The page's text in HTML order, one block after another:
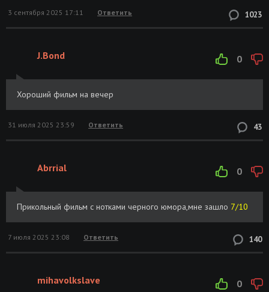
1023
3 сентября 2025 17:11 Ответить
0
J.Bond
Хороший фильм на вечер
43
31 июля 2025 23:59 Ответить
0
Abrrial
Прикольный фильм с нотками черного юмора,мне зашло 7/10
140
7 июля 2025 23:08 Ответить
0
mihavolkslave